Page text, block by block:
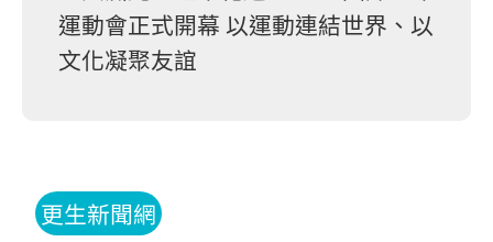
運動會正式開幕 以運動連結世界、以
文化凝聚友誼
更生新聞網